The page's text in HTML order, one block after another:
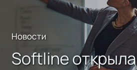
Новости
Softline открыла